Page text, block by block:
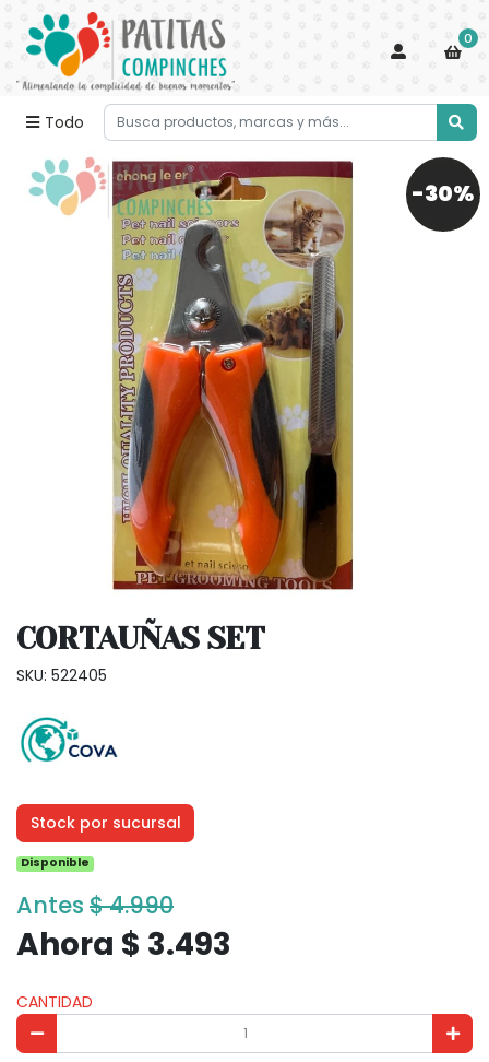
Todo
0
-30%
CORTAUÑAS SET
SKU: 522405
Stock por sucursal
Disponible
Antes $ 4.990
Ahora $ 3.493
CANTIDAD